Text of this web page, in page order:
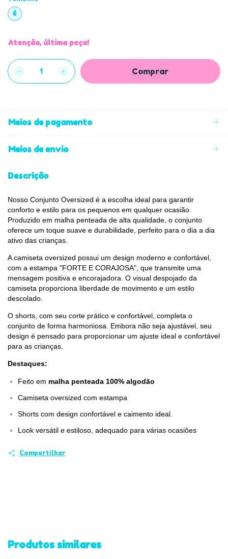
6
Atenção, última peça!
Meios de pagamento
Meios de envio
Descrição
Nosso Conjunto Oversized é a escolha ideal para garantir
conforto e estilo para os pequenos em qualquer ocasião.
Produzido em malha penteada de alta qualidade, o conjunto
oferece um toque suave e durabilidade, perfeito para o dia a dia
ativo das crianças.
A camiseta oversized possui um design moderno e confortável,
com a estampa "FORTE E CORAJOSA", que transmite uma
mensagem positiva e encorajadora. O visual despojado da
camiseta proporciona liberdade de movimento e um estilo
descolado.
O shorts, com seu corte prático e confortável, completa o
conjunto de forma harmoniosa. Embora não seja ajustável, seu
design é pensado para proporcionar um ajuste ideal e confortável
para as crianças.
Destaques:
Feito em malha penteada 100% algodão
Camiseta oversized com estampa
Shorts com design confortável e caimento ideal.
Look versátil e estiloso, adequado para várias ocasiões
Compartilhar
Produtos similares